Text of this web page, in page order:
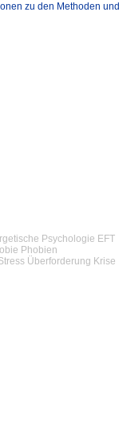
zu den Methoden und
Psychologie EFT
Phobien
Überforderung Krise